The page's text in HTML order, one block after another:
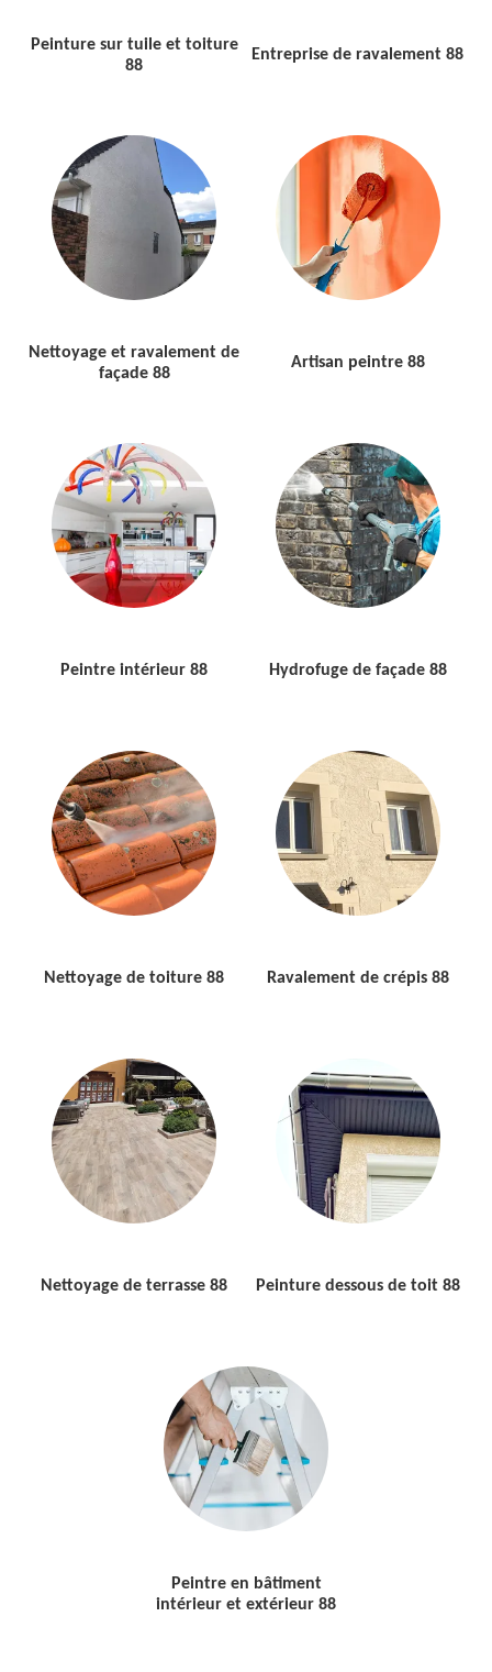
Peinture sur tuile et toiture
88
Entreprise de ravalement 88
Nettoyage et ravalement de
façade 88
Artisan peintre 88
Peintre intérieur 88 Hydrofuge de façade 88
Nettoyage de toiture 88 Ravalement de crépis 88
Nettoyage de terrasse 88 Peinture dessous de toit 88
Peintre en bâtiment
intérieur et extérieur 88